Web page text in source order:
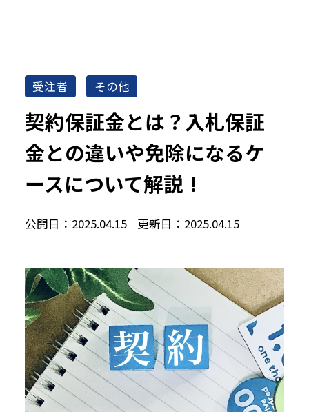
受注者 その他
契約保証金とは？入札保証
金との違いや免除になるケ
ースについて解説！
公開日：2025.04.15 更新日：2025.04.15